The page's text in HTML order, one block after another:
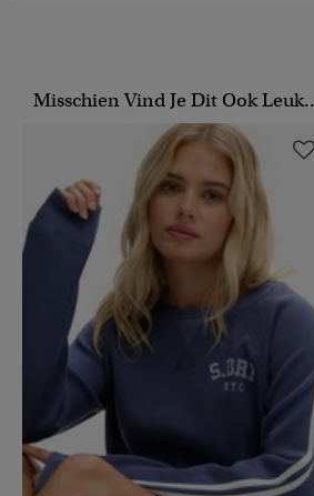
Misschien Vind Je Dit Ook Leuk..